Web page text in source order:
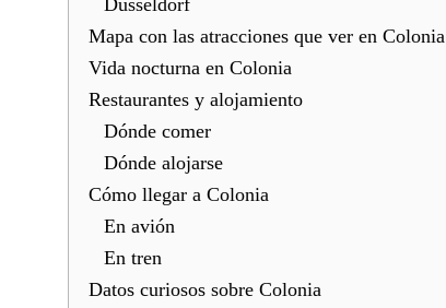
Düsseldorf
Mapa con las atracciones que ver en Colonia
Vida nocturna en Colonia
Restaurantes y alojamiento
Dónde comer
Dónde alojarse
Cómo llegar a Colonia
En avión
En tren
Datos curiosos sobre Colonia